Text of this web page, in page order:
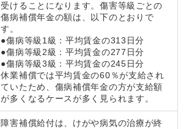
受けることになります。傷害等級ごとの
傷病補償年金の額は、以下のとおりで
す。
●傷病等級1級：平均賃金の313日分
●傷病等級2級：平均賃金の277日分
●傷病等級3級：平均賃金の245日分
休業補償では平均賃金の60％が支給され
ていたため、傷病補償年金の方が支給額
が多くなるケースが多く見られます。
障害補償給付は、けがや病気の治療が終